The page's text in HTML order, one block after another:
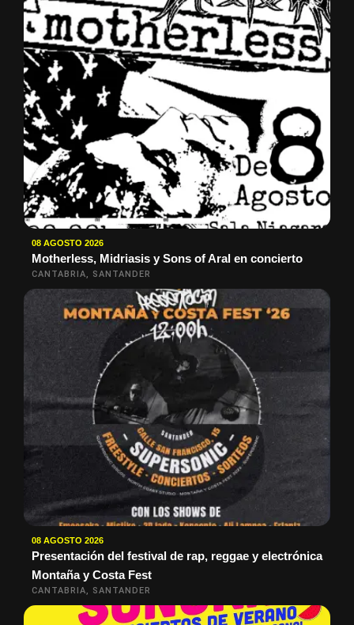
08 AGOSTO 2026
Motherless, Midriasis y Sons of Aral en concierto
CANTABRIA, SANTANDER
08 AGOSTO 2026
Presentación del festival de rap, reggae y electrónica
Montaña y Costa Fest
CANTABRIA, SANTANDER